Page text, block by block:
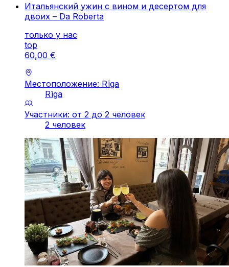
Итальянский ужин с вином и десертом для
двоих – Da Roberta
только у нас
top
60,00 €
Местоположение: Rīga
Rīga
Участники: от 2 до 2 человек
2 человек